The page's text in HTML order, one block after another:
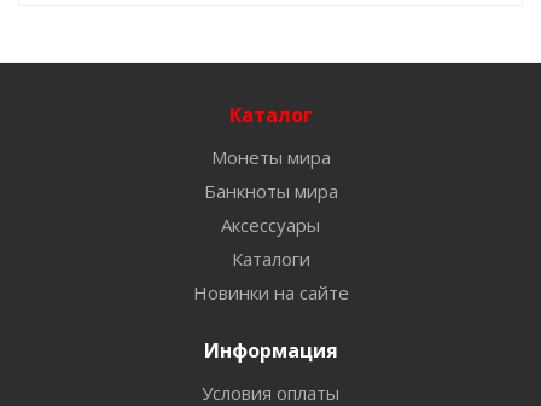
Каталог
Монеты мира
Банкноты мира
Аксессуары
Каталоги
Новинки на сайте
Информация
Условия оплаты